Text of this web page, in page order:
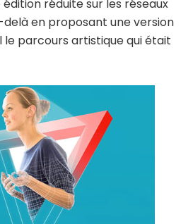
réduite sur les réseaux
en proposant une version
parcours artistique qui était